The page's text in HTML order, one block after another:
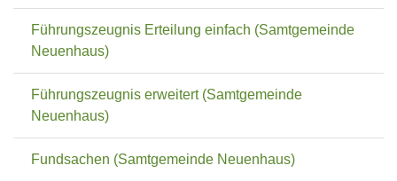
Führungszeugnis Erteilung einfach (Samtgemeinde
Neuenhaus)
Führungszeugnis erweitert (Samtgemeinde
Neuenhaus)
Fundsachen (Samtgemeinde Neuenhaus)